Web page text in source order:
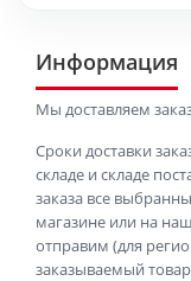
Информация
Мы доставляем
Сроки доставки
складе и складе
заказа все
магазине или на
отправим (для
заказываемый товар